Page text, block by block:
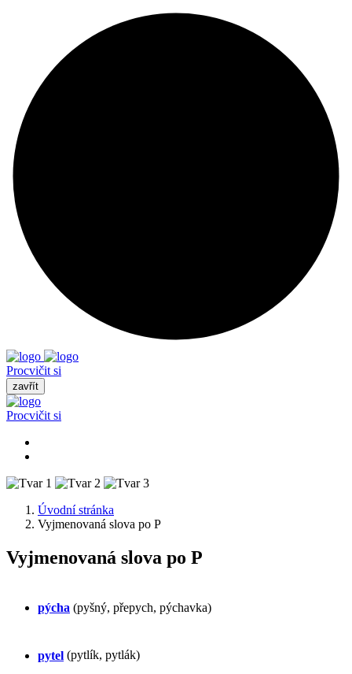
Procvičit si
zavřít
Procvičit si
Úvodní stránka
Vyjmenovaná slova po P
Vyjmenovaná slova po P
pýcha (pyšný, přepych, pýchavka)
pytel (pytlík, pytlák)